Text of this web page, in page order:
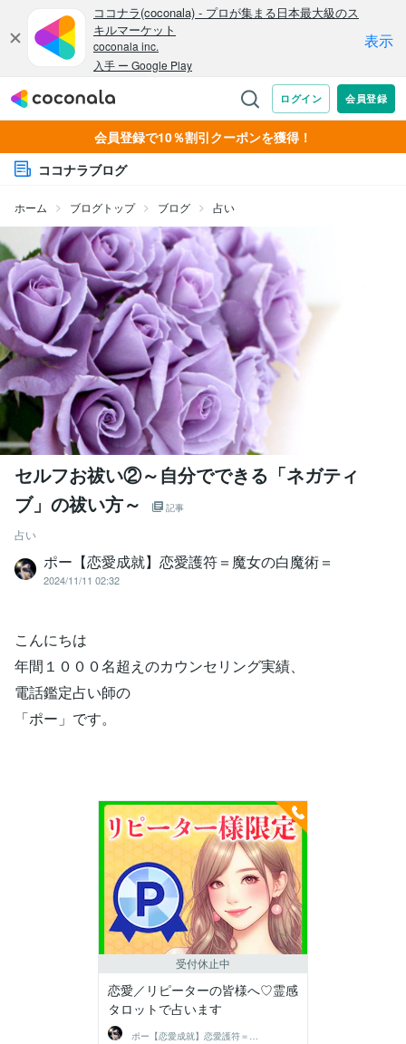
会員登録で10％割引クーポンを獲得！
ココナラブログ
ホーム ブログトップ ブログ 占い
セルフお祓い②～自分でできる「ネガティ
ブ」の祓い方～
記事
占い
ポー【恋愛成就】恋愛護符＝魔女の白魔術＝
2024/11/11 02:32
こんにちは
年間１０００名超えのカウンセリング実績、
電話鑑定占い師の
「ポー」です。
受付休止中
恋愛／リピーターの皆様へ♡霊感
タロットで占います
ポー【恋愛成就】恋愛護符＝魔女の白魔術＝